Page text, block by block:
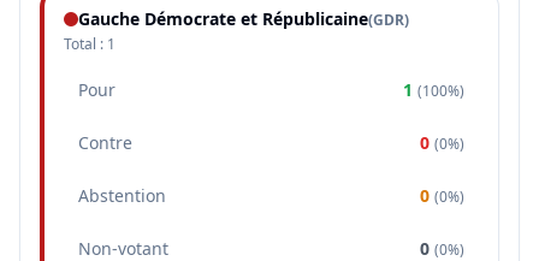
Gauche Démocrate et Républicaine(GDR)
Total : 1
Pour 1 (100%)
Contre 0 (0%)
Abstention 0 (0%)
Non-votant 0 (0%)